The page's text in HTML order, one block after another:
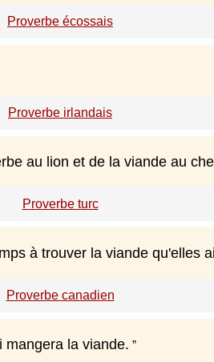
Proverbe écossais
Proverbe irlandais
au lion et de la viande au
Proverbe turc
à trouver la viande qu'elles
Proverbe canadien
mangera la viande.